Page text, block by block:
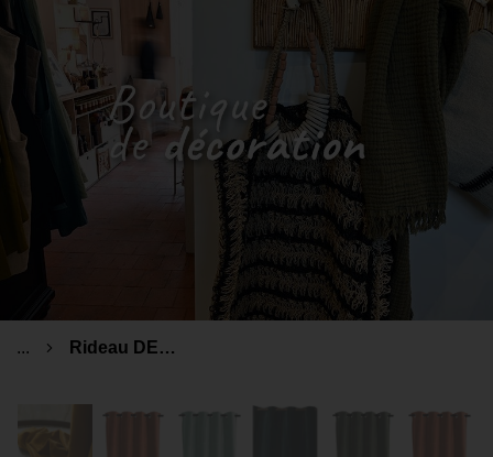
... Rideau DELHI en velours de coton Haomy